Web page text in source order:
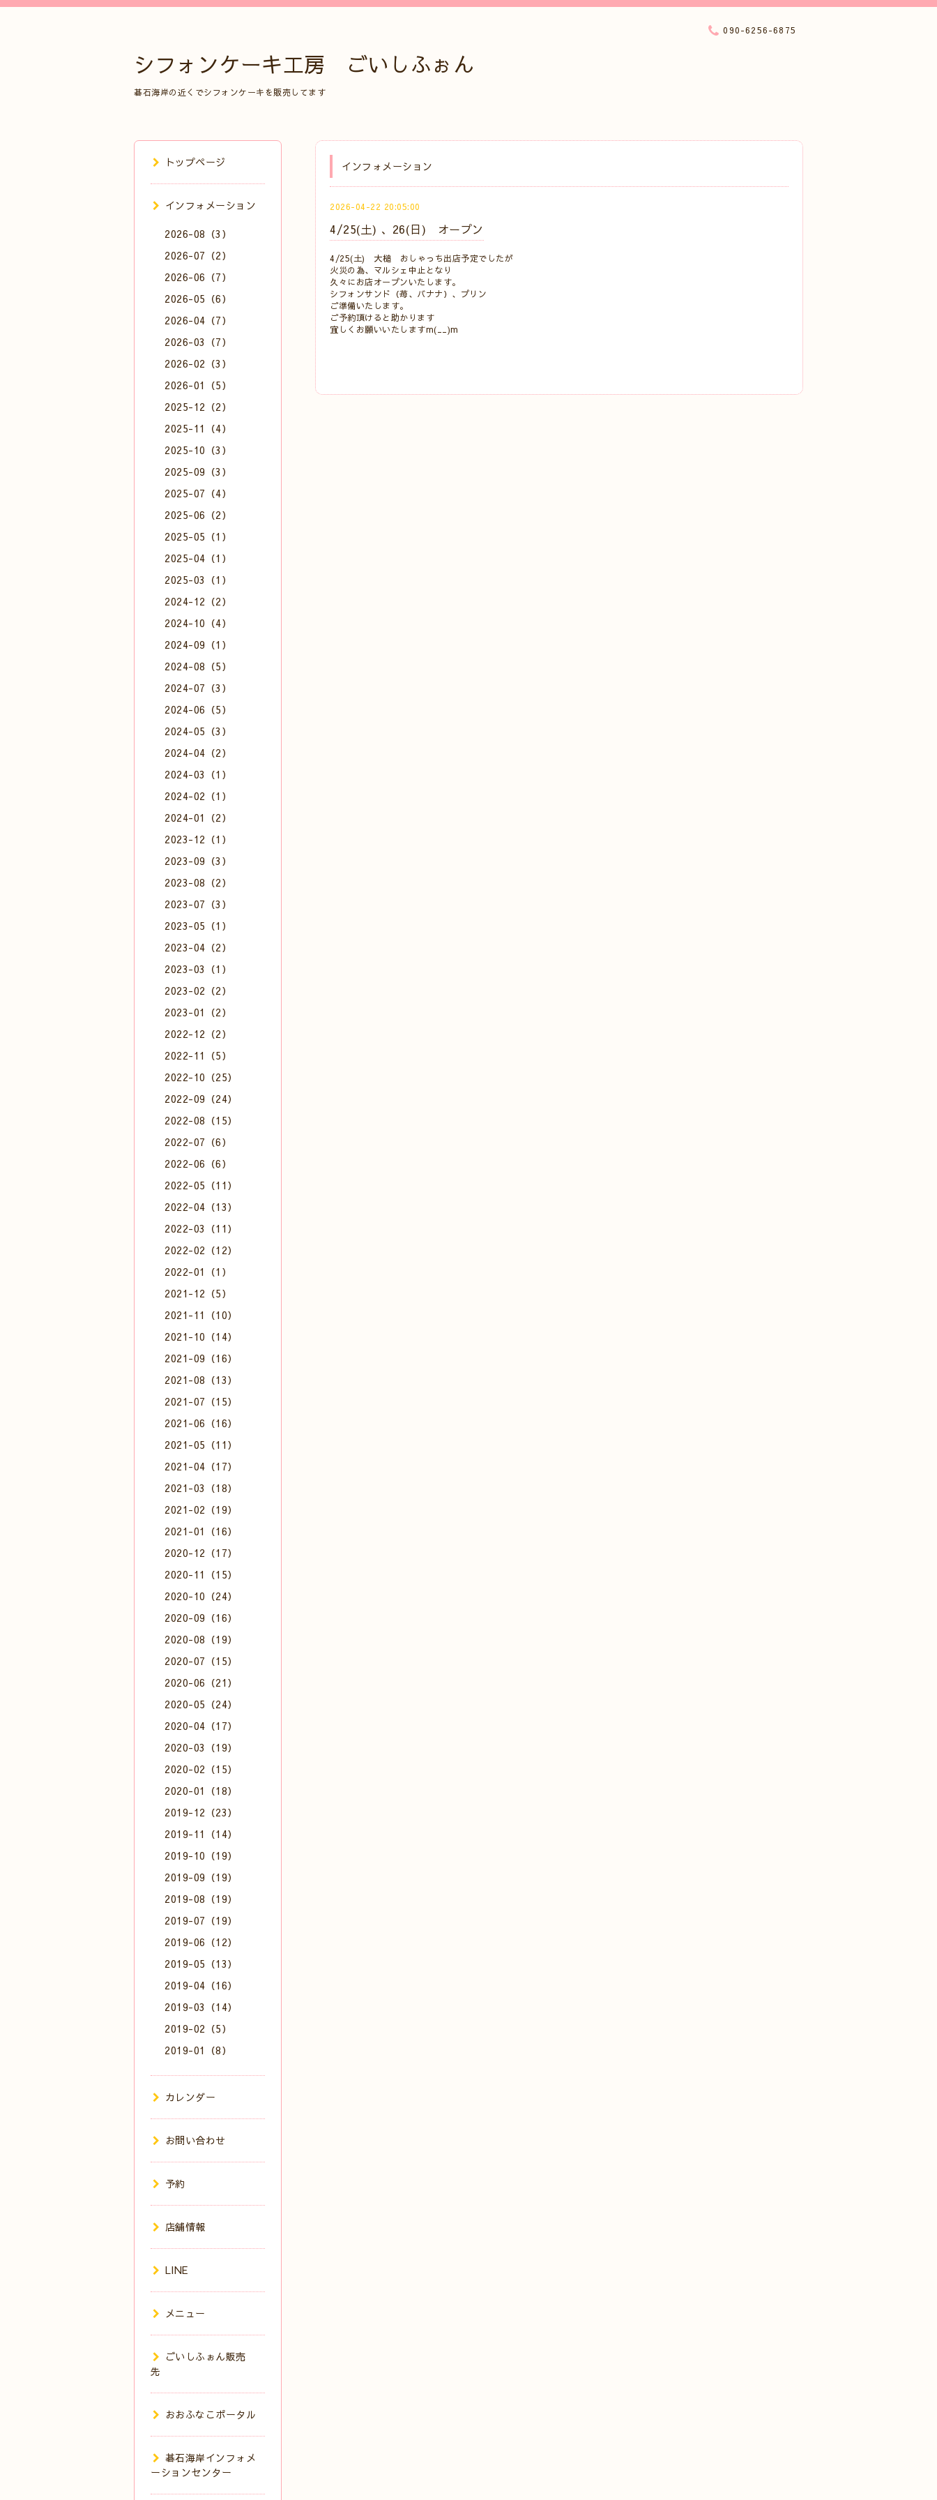
シフォンケーキ工房 ごいしふぉん
碁石海岸の近くでシフォンケーキを販売してます
090-6256-6875
インフォメーション
2026-04-22 20:05:00
4/25(土) 、26(日) オープン
4/25(土) 大槌 おしゃっち出店予定でしたが
火災の為、マルシェ中止となり
久々にお店オープンいたします。
シフォンサンド（苺、バナナ）、プリン
ご準備いたします。
ご予約頂けると助かります
宜しくお願いいたしますm(__)m
トップページ
インフォメーション
2026-08（3）
2026-07（2）
2026-06（7）
2026-05（6）
2026-04（7）
2026-03（7）
2026-02（3）
2026-01（5）
2025-12（2）
2025-11（4）
2025-10（3）
2025-09（3）
2025-07（4）
2025-06（2）
2025-05（1）
2025-04（1）
2025-03（1）
2024-12（2）
2024-10（4）
2024-09（1）
2024-08（5）
2024-07（3）
2024-06（5）
2024-05（3）
2024-04（2）
2024-03（1）
2024-02（1）
2024-01（2）
2023-12（1）
2023-09（3）
2023-08（2）
2023-07（3）
2023-05（1）
2023-04（2）
2023-03（1）
2023-02（2）
2023-01（2）
2022-12（2）
2022-11（5）
2022-10（25）
2022-09（24）
2022-08（15）
2022-07（6）
2022-06（6）
2022-05（11）
2022-04（13）
2022-03（11）
2022-02（12）
2022-01（1）
2021-12（5）
2021-11（10）
2021-10（14）
2021-09（16）
2021-08（13）
2021-07（15）
2021-06（16）
2021-05（11）
2021-04（17）
2021-03（18）
2021-02（19）
2021-01（16）
2020-12（17）
2020-11（15）
2020-10（24）
2020-09（16）
2020-08（19）
2020-07（15）
2020-06（21）
2020-05（24）
2020-04（17）
2020-03（19）
2020-02（15）
2020-01（18）
2019-12（23）
2019-11（14）
2019-10（19）
2019-09（19）
2019-08（19）
2019-07（19）
2019-06（12）
2019-05（13）
2019-04（16）
2019-03（14）
2019-02（5）
2019-01（8）
カレンダー
お問い合わせ
予約
店舗情報
LINE
メニュー
ごいしふぉん販売
先
おおふなこポータル
碁石海岸インフォメ
ーションセンター